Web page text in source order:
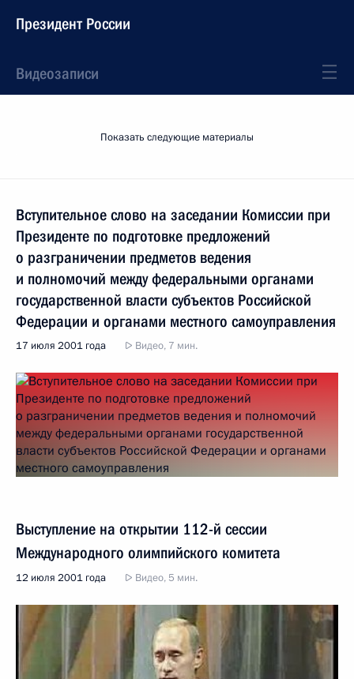
Президент России
Видеозаписи
Показать следующие материалы
Вступительное слово на заседании Комиссии при
Президенте по подготовке предложений
о разграничении предметов ведения
и полномочий между федеральными органами
государственной власти субъектов Российской
Федерации и органами местного самоуправления
17 июля 2001 года Видео, 7 мин.
Выступление на открытии 112-й сессии
Международного олимпийского комитета
12 июля 2001 года Видео, 5 мин.